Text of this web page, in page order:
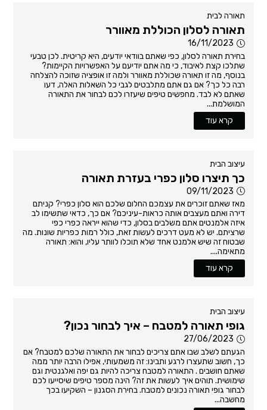
תאורה לבית
תאורה לסלון הכוללת מאוורר
16/11/2023
בחירת תאורה לסלון, כפי שאתם בוודאי יודעים, היא קריטית. לכן טבעי
שתלכו קצת לאיבוד, כי מה אתם יודיעם על האפשרויות הקיימות?
בנוסף, מה זו תאורה שכוללת מאוורר ולמה זו אופציה שזוכה להצלחה
רבה כל כך? אם גם אתם מתלבטים לגבי כל השאלות האלה, דעו
שאתם לא לבד. מחפשים טיפים שיעזרו לכם לבחור את התאורה
המושלמת...
קרא עוד
עיצוב הבית
כך תיצרו סלון כפרי בעזרת תאורה
09/11/2023
מאז שאתם זוכרים את עצמכם החלום שלכם הוא סלון כפרי? קניתם
דירה ואתם מעצבים אותה כראות-עיניכם? אם כך, כדאי שתשימו לב
איזה אלמנטים אתם משלבים בסלון, כדי שהוא ייראה כפרי כפי
שרציתם. יש לא מעט דרכים לעשות זאת, כולל רמות כפריות שונות. מה
שבטוח זה שיש אלמנט אחד שלא תוכלו לוותר עליו, והוא: תאורה
מתאימה....
קרא עוד
עיצוב הבית
גופי תאורה למטבח – איך לבחור נכון?
27/06/2023
הגעתם לשלב שבו אתם צריכים לבחור את התאורה שלכם למטבח? אם
כך, חשוב שתעצרו לרגע ותבינו: זה משמעותי, אפילו הרבה יותר ממה
שאתם חושבים . התאורה למטבח צריכה להיות גם יפה ואלגנטית וגם
שימושית. תוהים איך לעשות את זה? הינה מספר טיפים שיסייעו לכם
לבחור גופי תאורה נכונים למטבח. בחירת הסגנון – השקיעו בכך
מחשבה...